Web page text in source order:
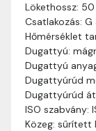
Lökethossz:
Csatlakozás: G
Hőmérséklet
Dugattyú:
Dugattyú
Dugattyúrúd
Dugattyúrúd
ISO szabvány:
Közeg: sűrített
ideig
és a
díjat a
mielőtt